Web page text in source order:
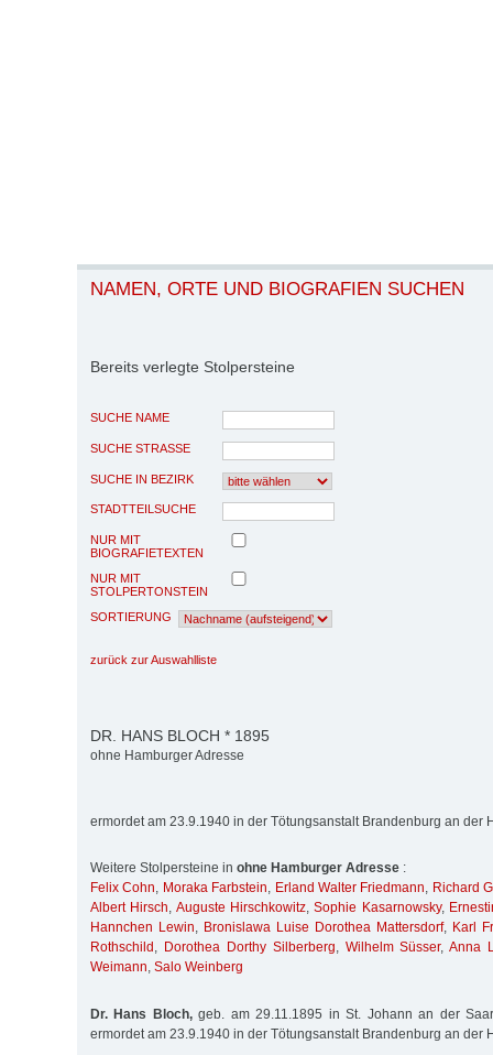
NAMEN, ORTE UND BIOGRAFIEN SUCHEN
Bereits verlegte Stolpersteine
SUCHE NAME
SUCHE STRASSE
SUCHE IN BEZIRK
STADTTEILSUCHE
NUR MIT
BIOGRAFIETEXTEN
NUR MIT
STOLPERTONSTEIN
SORTIERUNG
zurück zur Auswahlliste
DR. HANS BLOCH * 1895
ohne Hamburger Adresse
ermordet am 23.9.1940 in der Tötungsanstalt Brandenburg an der
Weitere Stolpersteine in ohne Hamburger Adresse :
Felix Cohn, Moraka Farbstein, Erland Walter Friedmann, Richard
Albert Hirsch, Auguste Hirschkowitz,Sophie Kasarnowsky,
Hannchen Lewin, Bronislawa Luise Dorothea Mattersdorf, Karl
Rothschild , Dorothea Dorthy Silberberg, Wilhelm Süsser,Anna
Weimann, Salo Weinberg
Dr. Hans Bloch,geb. am 29.11.1895 in St. Johann an der
ermordet am 23.9.1940 in der Tötungsanstalt Brandenburg an der